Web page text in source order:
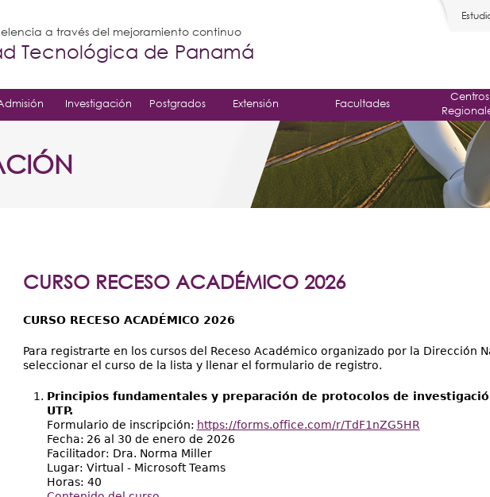
a través del mejoramiento continuo
Tecnológica de Panamá
Investigación Postgrados Extensión Facultades
Centros
CURSO RECESO ACADÉMICO 2026
CURSO RECESO ACADÉMICO 2026
Para registrarte en los cursos del Receso Académico organizado por la Dirección
seleccionar el curso de la lista y llenar el formulario de registro.
Principios fundamentales y preparación de protocolos de
UTP.
Formulario de inscripción: https://forms.office.com/r/TdF1nZG5HR
Fecha: 26 al 30 de enero de 2026
Facilitador: Dra. Norma Miller
Lugar: Virtual - Microsoft Teams
Horas: 40